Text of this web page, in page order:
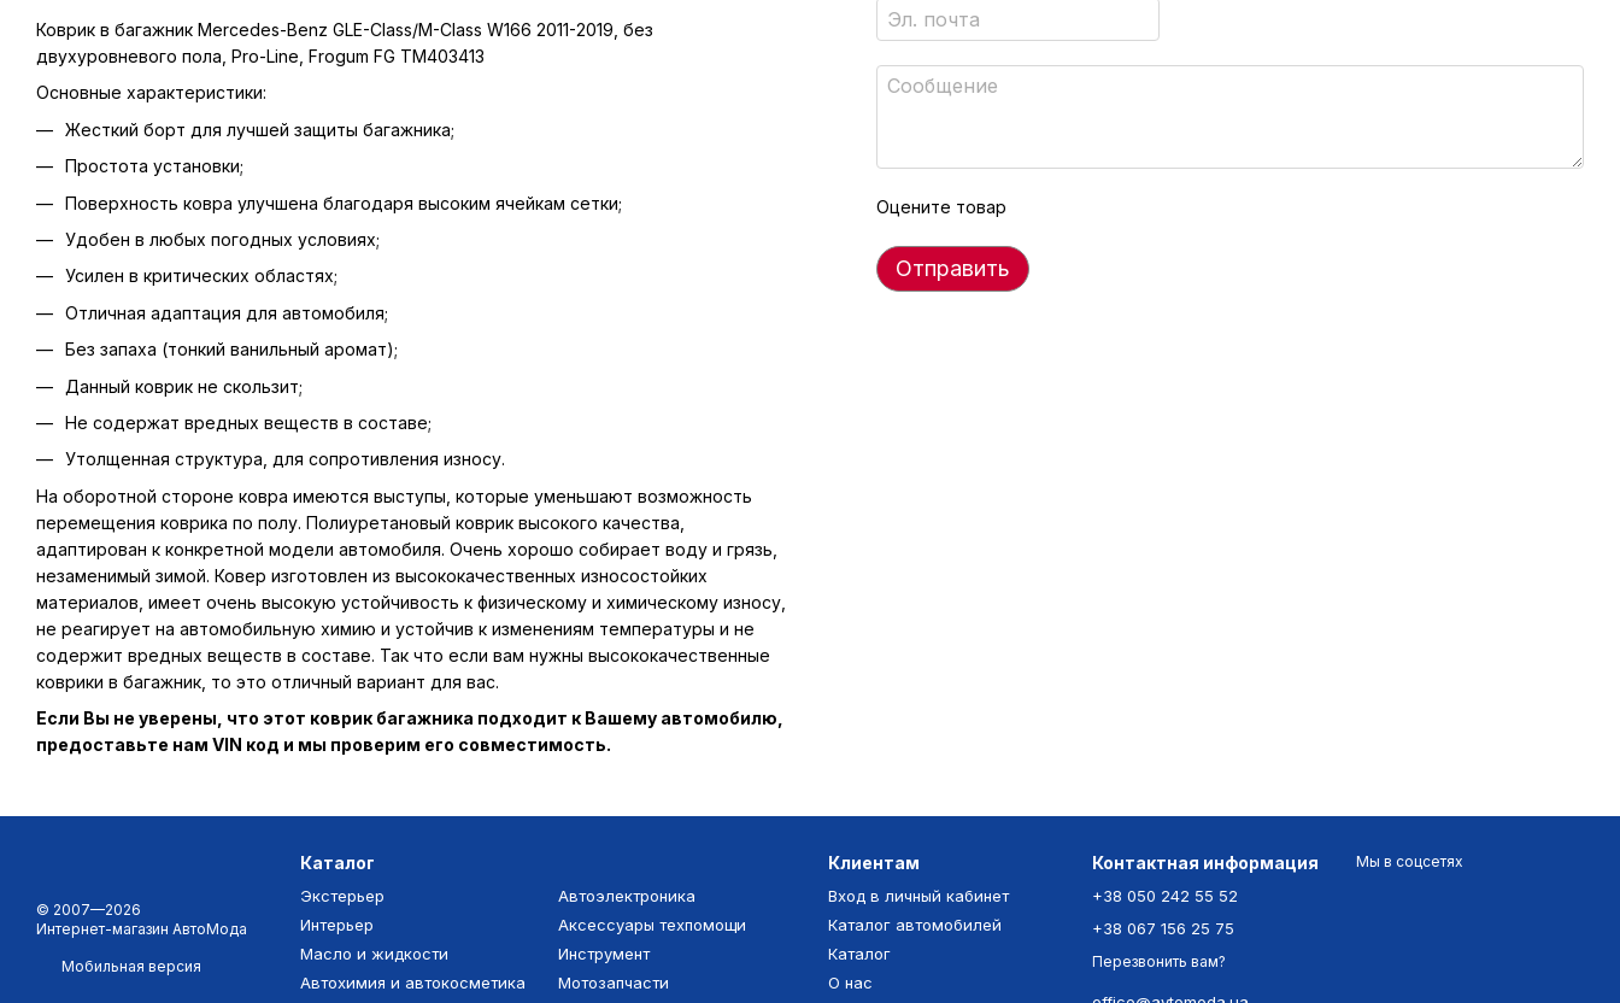
Коврик в багажник Mercedes-Benz GLE-Class/M-Class W166 2011-2019, без
двухуровневого пола, Pro-Line, Frogum FG TM403413
Основные характеристики:
Жесткий борт для лучшей защиты багажника;
Простота установки;
Поверхность ковра улучшена благодаря высоким ячейкам сетки;
Удобен в любых погодных условиях;
Усилен в критических областях;
Отличная адаптация для автомобиля;
Без запаха (тонкий ванильный аромат);
Данный коврик не скользит;
Не содержат вредных веществ в составе;
Утолщенная структура, для сопротивления износу.
На оборотной стороне ковра имеются выступы, которые уменьшают возможность
перемещения коврика по полу. Полиуретановый коврик высокого качества,
адаптирован к конкретной модели автомобиля. Очень хорошо собирает воду и грязь,
незаменимый зимой. Ковер изготовлен из высококачественных износостойких
материалов, имеет очень высокую устойчивость к физическому и химическому износу,
не реагирует на автомобильную химию и устойчив к изменениям температуры и не
содержит вредных веществ в составе. Так что если вам нужны высококачественные
коврики в багажник, то это отличный вариант для вас.
Если Вы не уверены, что этот коврик багажника подходит к Вашему автомобилю,
предоставьте нам VIN код и мы проверим его совместимость.
Оцените товар
Отправить
© 2007—2026
Интернет-магазин АвтоМода
Мобильная версия
Каталог
Экстерьер
Интерьер
Масло и жидкости
Автохимия и автокосметика
Автоэлектроника
Аксессуары техпомощи
Инструмент
Мотозапчасти
Клиентам
Вход в личный кабинет
Каталог автомобилей
Каталог
О нас
Контактная информация
+38 050 242 55 52
+38 067 156 25 75
Перезвонить вам?
Мы в соцсетях